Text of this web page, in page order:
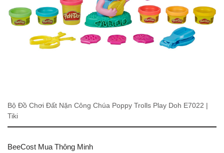
Bộ Đồ Chơi Đất Nặn Công Chúa Poppy Trolls Play Doh E7022 |
Tiki
BeeCost Mua Thông Minh